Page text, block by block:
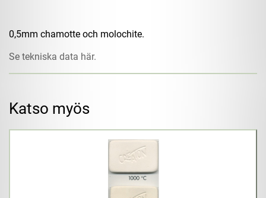
0,5mm chamotte och molochite.
Se tekniska data här.
Katso myös